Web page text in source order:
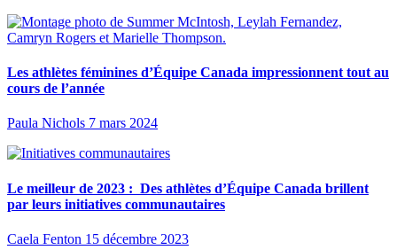
Les athlètes féminines d’Équipe Canada impressionnent tout au
cours de l’année
Paula Nichols 7 mars 2024
Le meilleur de 2023 : Des athlètes d’Équipe Canada brillent
par leurs initiatives communautaires
Caela Fenton 15 décembre 2023